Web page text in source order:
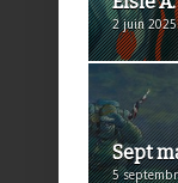
2 juin
Sept
5